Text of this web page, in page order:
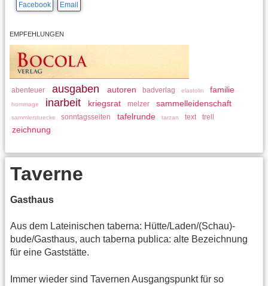
Facebook Email
EMPFEHLUNGEN
abenteuer ausgaben autoren badverlag elastolin familie
hommage inarbeit kriegsrat melzer sammelleidenschaft
sammlerstuecke sonntagsseiten tafelrunde tarzan text trell
zeichnung
Taverne
Gasthaus
Aus dem Lateinischen taberna: Hütte/Laden/(Schau)-
bude/Gasthaus, auch taberna publica: alte Bezeichnung
für eine Gaststätte.
Immer wieder sind Tavernen Ausgangspunkt für so